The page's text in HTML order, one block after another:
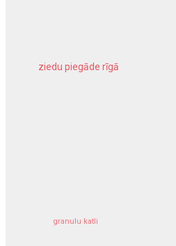
ziedu piegāde rīgā
granulu katli